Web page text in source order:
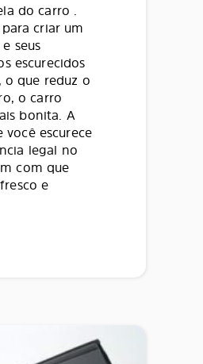
do carro .
criar um
seus
escurecidos
que reduz o
o carro
bonita. A
você escurece
legal no
com que
e